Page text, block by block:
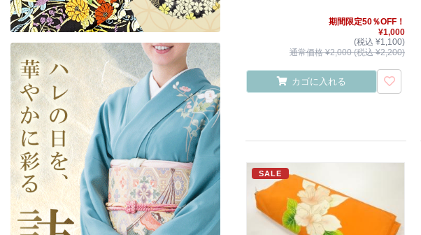
期間限定50％OFF！
¥1,000
(税込 ¥1,100)
通常価格 ¥2,000 (税込 ¥2,200)
カゴに入れる
SALE